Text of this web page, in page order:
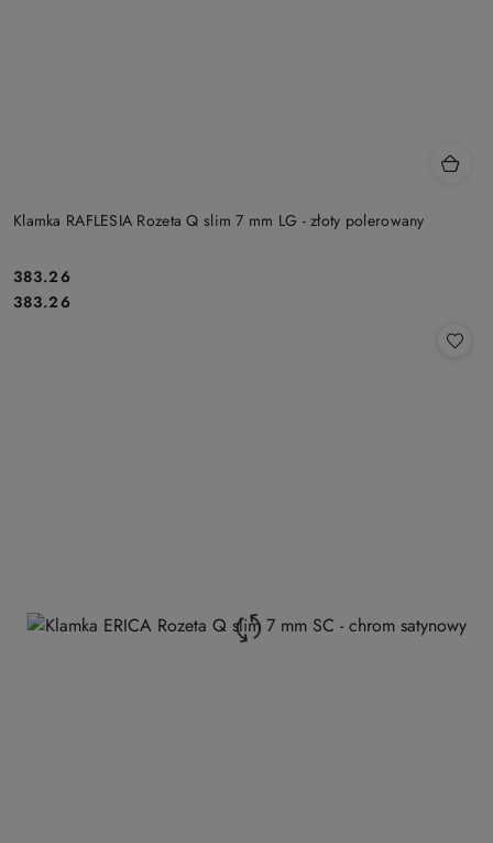
Klamka RAFLESIA Rozeta Q slim 7 mm LG - złoty polerowany
Cena:
383.26
Cena:
383.26